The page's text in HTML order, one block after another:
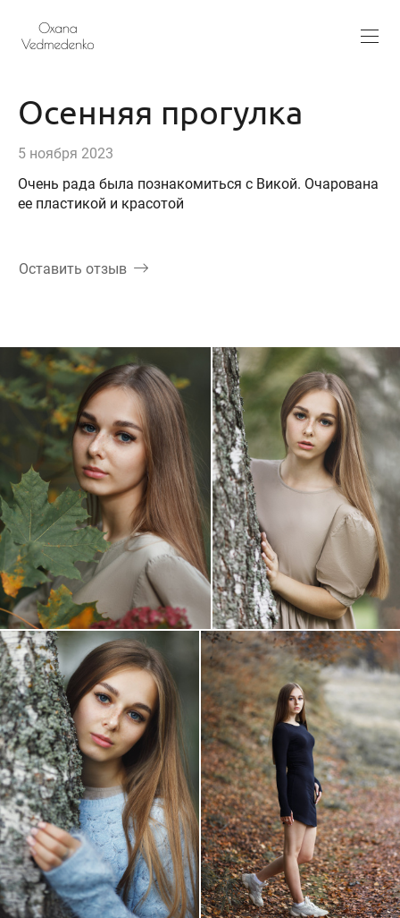
Осенняя прогулка
5 ноября 2023
Очень рада была познакомиться с Викой. Очарована
ее пластикой и красотой
Оставить отзыв